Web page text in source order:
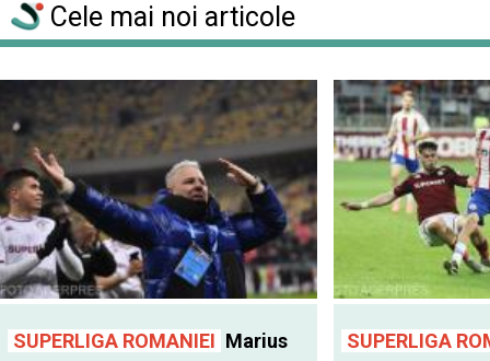
Cele mai noi articole
SUPERLIGA ROMANIEI Marius
SUPERLIGA